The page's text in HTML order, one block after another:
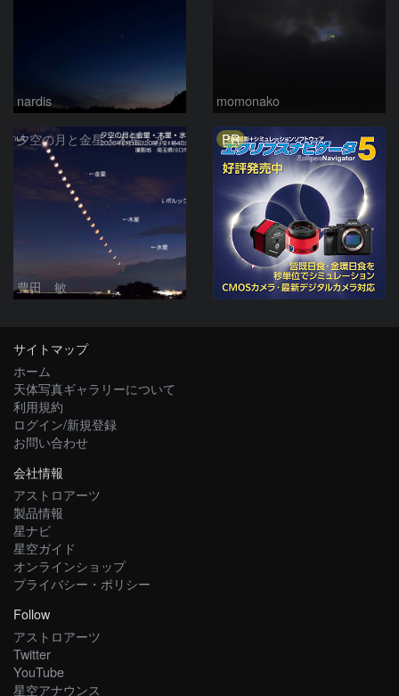
nardis momonako
夕空の月と金星・木星・水星の接近 2026/6/18
豊田 敏
PR
サイトマップ
ホーム
天体写真ギャラリーについて
利用規約
ログイン/新規登録
お問い合わせ
会社情報
アストロアーツ
製品情報
星ナビ
星空ガイド
オンラインショップ
プライバシー・ポリシー
Follow
アストロアーツ
Twitter
YouTube
星空アナウンス